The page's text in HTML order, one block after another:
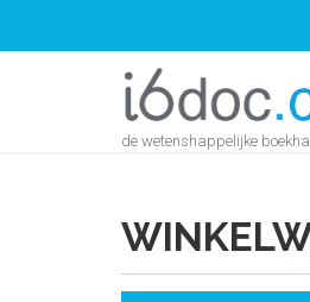
de wetenshappelijke